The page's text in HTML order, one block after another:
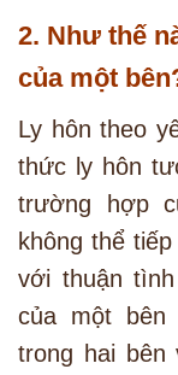
2. Như thế
của một
Ly hôn theo
thức ly hôn
trường hợp
không thể
với thuận
của một
trong hai bên